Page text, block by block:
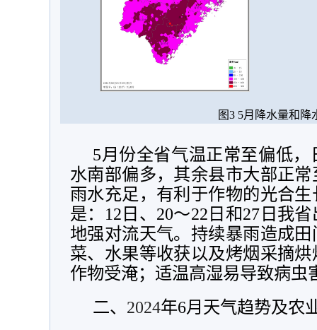
图3 5月降水量和降
5月份全省气温正常至偏低
水南部偏多，其余县市大部正
雨水充足，有利于作物的光合
是：12日、20～22日和27日我
地强对流天气。持续暴雨造成
菜、水果等收获以及烤烟采摘
作物受淹；适温高湿易导致病虫
二、 2024年6月天气趋势及农